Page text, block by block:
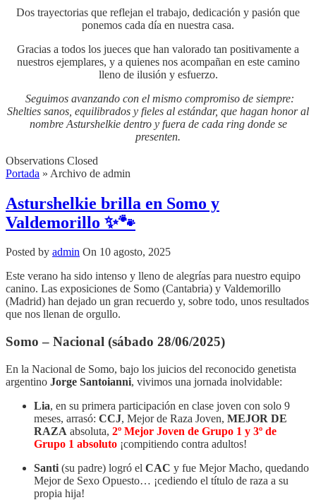
Dos trayectorias que reflejan el trabajo, dedicación y pasión que
ponemos cada día en nuestra casa.
Gracias a todos los jueces que han valorado tan positivamente a
nuestros ejemplares, y a quienes nos acompañan en este camino
lleno de ilusión y esfuerzo.
Seguimos avanzando con el mismo compromiso de siempre:
Shelties sanos, equilibrados y fieles al estándar, que hagan honor al
nombre Asturshelkie dentro y fuera de cada ring donde se
presenten.
Observations Closed
Portada » Archivo de admin
Asturshelkie brilla en Somo y
Valdemorillo ✨🐾
Posted by admin On 10 agosto, 2025
Este verano ha sido intenso y lleno de alegrías para nuestro equipo
canino. Las exposiciones de Somo (Cantabria) y Valdemorillo
(Madrid) han dejado un gran recuerdo y, sobre todo, unos resultados
que nos llenan de orgullo.
Somo – Nacional (sábado 28/06/2025)
En la Nacional de Somo, bajo los juicios del reconocido genetista
argentino Jorge Santoianni, vivimos una jornada inolvidable:
Lia, en su primera participación en clase joven con solo 9
meses, arrasó: CCJ, Mejor de Raza Joven, MEJOR DE
RAZA absoluta, 2º Mejor Joven de Grupo 1 y 3º de
Grupo 1 absoluto ¡compitiendo contra adultos!
Santi (su padre) logró el CAC y fue Mejor Macho, quedando
Mejor de Sexo Opuesto… ¡cediendo el título de raza a su
propia hija!